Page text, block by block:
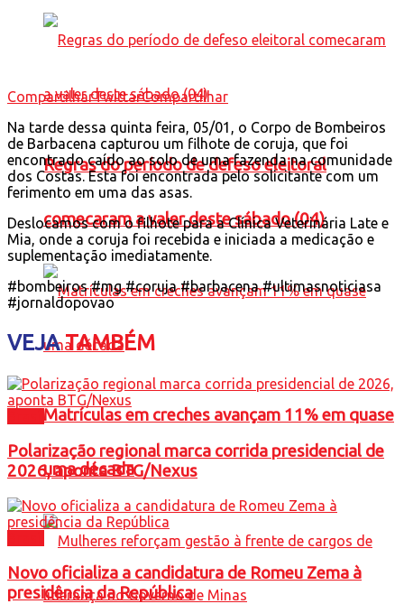
Regras do período de defeso eleitoral
comecaram a valer deste sábado (04)
Matrículas em creches avançam 11% em quase
uma década
CompartilharTwittarCompartilhar
Na tarde dessa quinta feira, 05/01, o Corpo de Bombeiros
de Barbacena capturou um filhote de coruja, que foi
encontrado caído ao solo de uma fazenda na comunidade
dos Costas. Esta foi encontrada pelo solicitante com um
ferimento em uma das asas.
Deslocamos com o filhote para a Clínica Veterinária Late e
Mia, onde a coruja foi recebida e iniciada a medicação e
suplementação imediatamente.
#bombeiros #mg #coruja #barbacena #ultimasnoticiasa
#jornaldopovao
VEJATAMBÉM
Polarização regional marca corrida presidencial de
2026, aponta BTG/Nexus
Novo oficializa a candidatura de Romeu Zema à
presidência da República